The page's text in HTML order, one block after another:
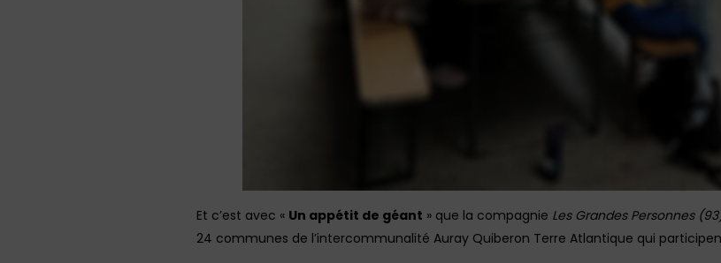
Et c’est avec « Un appétit de géant » que la compagnie Les Grandes Personnes
24 communes de l’intercommunalité Auray Quiberon Terre Atlantique qui